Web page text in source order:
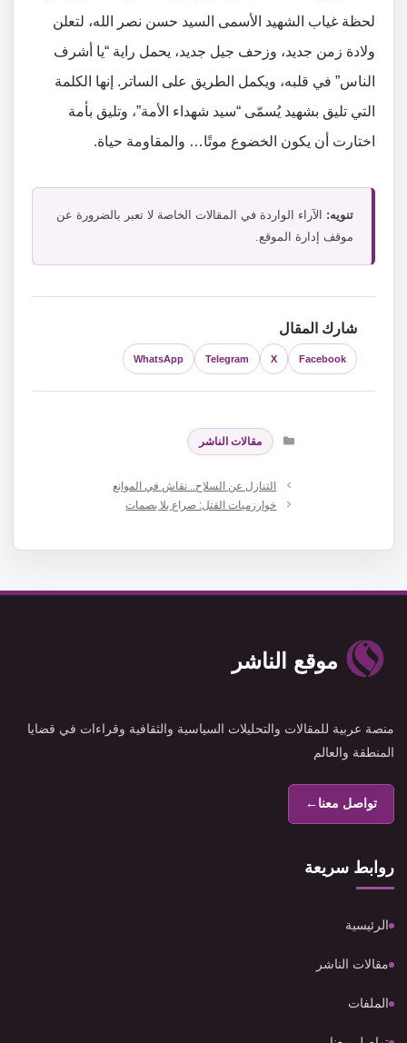
لحظة غياب الشهيد الأسمى السيد حسن نصر الله، لتعلن
ولادة زمن جديد، وزحف جيل جديد، يحمل راية “يا أشرف
الناس” في قلبه، ويكمل الطريق على الساتر. إنها الكلمة
التي تليق بشهيد يُسمّى “سيد شهداء الأمة”، وتليق بأمة
اختارت أن يكون الخضوع موتًا… والمقاومة حياة.
تنويه: الآراء الواردة في المقالات الخاصة لا تعبر بالضرورة عن
موقف إدارة الموقع.
شارك المقال
Facebook
X
Telegram
WhatsApp
التصنيفات
مقالات الناشر
التنازل عن السلاح.. نقاش في الموانع
خوارزميات القتل: صراع بلا بصمات
موقع الناشر
منصة عربية للمقالات والتحليلات السياسية والثقافية وقراءات في قضايا
المنطقة والعالم
تواصل معنا←
روابط سريعة
الرئيسية
مقالات الناشر
الملفات